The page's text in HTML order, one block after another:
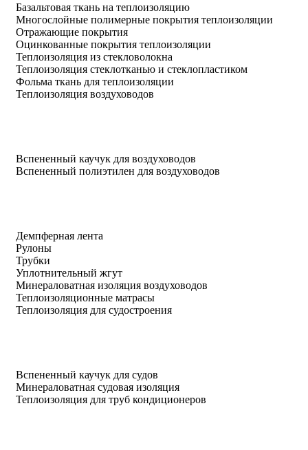
Базальтовая ткань на теплоизоляцию
Многослойные полимерные покрытия теплоизоляции
Отражающие покрытия
Оцинкованные покрытия теплоизоляции
Теплоизоляция из стекловолокна
Теплоизоляция стеклотканью и стеклопластиком
Фольма ткань для теплоизоляции
Теплоизоляция воздуховодов
Вспененный каучук для воздуховодов
Вспененный полиэтилен для воздуховодов
Демпферная лента
Рулоны
Трубки
Уплотнительный жгут
Минераловатная изоляция воздуховодов
Теплоизоляционные матрасы
Теплоизоляция для судостроения
Вспененный каучук для судов
Минераловатная судовая изоляция
Теплоизоляция для труб кондиционеров